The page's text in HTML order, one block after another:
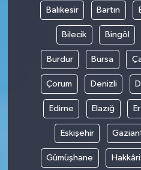
Balıkesir Bartın
Bilecik Bingöl
Burdur Bursa
Çorum Denizli
Edirne Elazığ
Eskişehir
Gümüşhane Hakkâri